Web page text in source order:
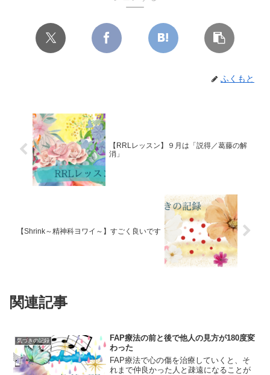
ふくもと
【RRLレッスン】９月は「説得／葛藤の解
消」
【Shrink～精神科ヨワイ～】すごく良いです
関連記事
気づきの記録
FAP療法の前と後で他人の見方が180度変
わった
FAP療法で心の傷を治療していくと、そ
れまで仲良かった人と疎遠になることが